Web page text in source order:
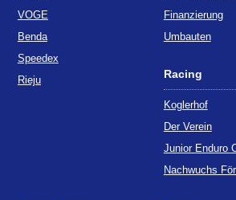
VOGE
Benda
Speedex
Rieju
Finanzierung
Umbauten
Racing
Koglerhof
Der Verein
Junior Enduro
Nachwuchs